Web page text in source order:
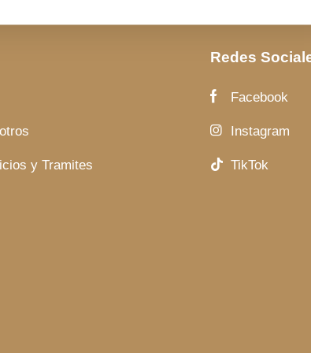
y Tramites
Redes
Facebook
Instagram
TikTok